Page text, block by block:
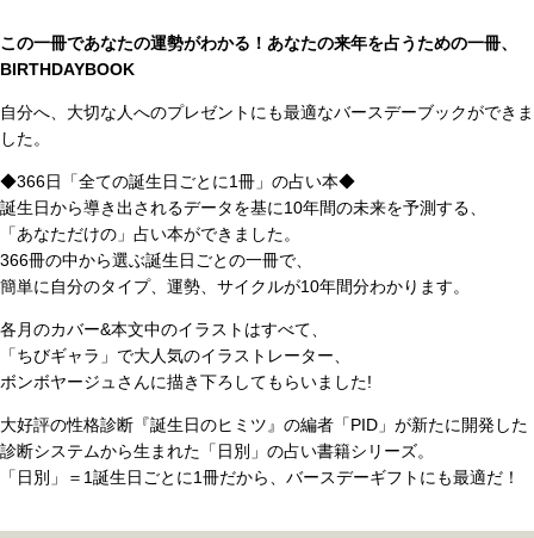
この一冊であなたの運勢がわかる！あなたの来年を占うための一冊、
BIRTHDAYBOOK
自分へ、大切な人へのプレゼントにも最適なバースデーブックができま
した。
◆366日「全ての誕生日ごとに1冊」の占い本◆
誕生日から導き出されるデータを基に10年間の未来を予測する、
「あなただけの」占い本ができました。
366冊の中から選ぶ誕生日ごとの一冊で、
簡単に自分のタイプ、運勢、サイクルが10年間分わかります。
各月のカバー&本文中のイラストはすべて、
「ちびギャラ」で大人気のイラストレーター、
ボンボヤージュさんに描き下ろしてもらいました!
大好評の性格診断『誕生日のヒミツ』の編者「PID」が新たに開発した
診断システムから生まれた「日別」の占い書籍シリーズ。
「日別」＝1誕生日ごとに1冊だから、バースデーギフトにも最適だ！